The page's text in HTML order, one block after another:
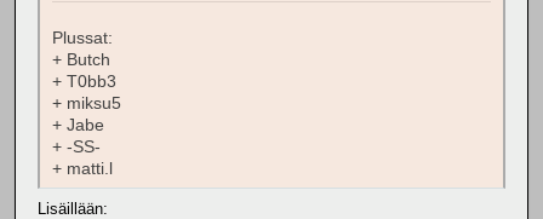
Plussat:
+ Butch
+ T0bb3
+ miksu5
+ Jabe
+ -SS-
+ matti.l
Lisäillään: